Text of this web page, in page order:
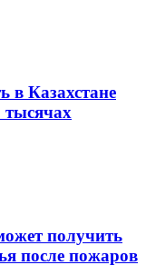
в Казахстане
тысячах
получить
после пожаров